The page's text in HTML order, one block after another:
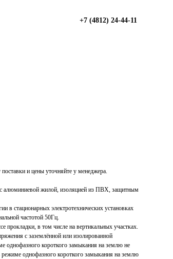
+7 (4812) 24-44-11
и цены уточняйте у менеджера.
алюминиевой жилой, изоляцией из ПВХ, защитным
в стационарных электротехнических установках
частотой 50Гц.
прокладки, в том числе на вертикальных участках.
с заземлённой или изолированной
однофазного короткого замыкания на землю не
однофазного короткого замыкания на землю